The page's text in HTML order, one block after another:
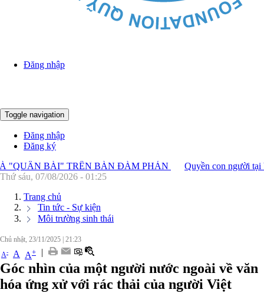
Đăng nhập
Toggle navigation
Đăng nhập
Đăng ký
BÀI" TRÊN BÀN ĐÀM PHÁN
Quyền con người tại Việt
Thứ sáu, 07/08/2026 - 01:25
Trang chủ
Tin tức - Sự kiện
Môi trường sinh thái
Chủ nhật, 23/11/2025 21:23
A- A A+ |
Góc nhìn của một người nước ngoài về văn
hóa ứng xử với rác thải của người Việt